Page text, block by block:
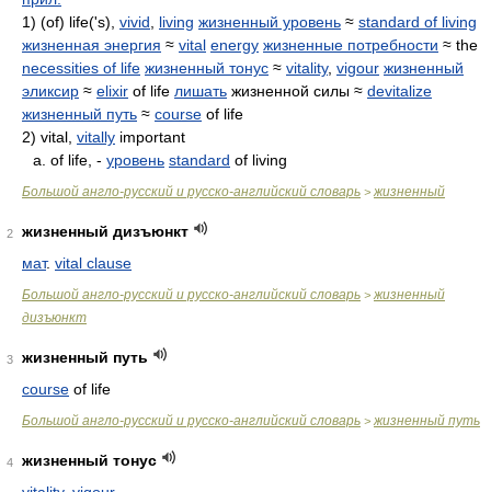
1) (of) life('s), vivid living жизненный уровень ≈ standard of living
жизненная энергия ≈ vital energy жизненные потребности ≈ the
necessities of life жизненный тонус ≈ vitality, vigour жизненный
эликсир ≈ elixir of life лишать жизненной силы ≈ devitalize
жизненный путь ≈ course of life
2) vital, vitally important
a. of life, - уровень standard of living
Большой англо-русский и русско-английский словарь > жизненный
2
жизненный дизъюнкт
мат. vital clause
Большой англо-русский и русско-английский словарь > жизненный
дизъюнкт
3
жизненный путь
course of life
Большой англо-русский и русско-английский словарь > жизненный путь
4
жизненный тонус